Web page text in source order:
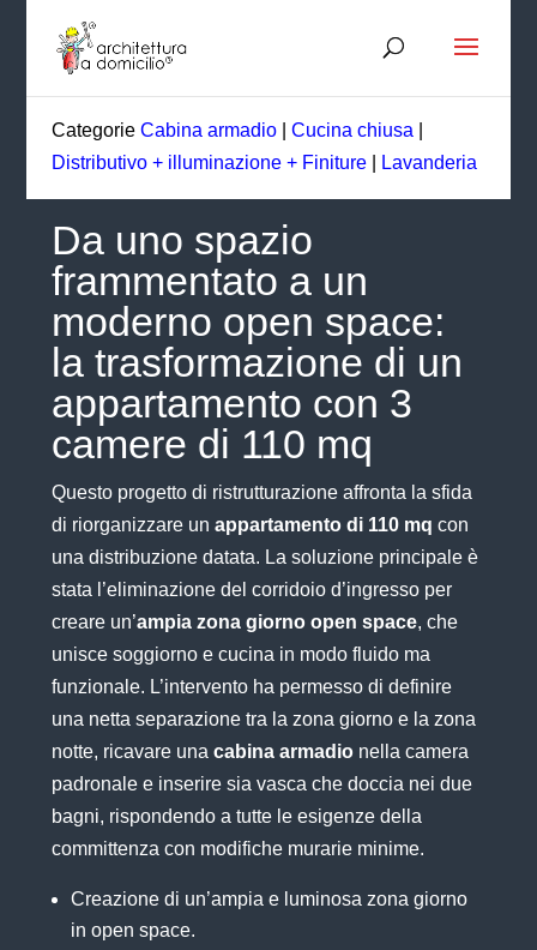
Categorie Cabina armadio| Cucina chiusa
Distributivo + illuminazione + Finiture| Lavanderia
Da uno spazio
frammentato a un
moderno open space:
la trasformazione di un
appartamento con 3
camere di 110 mq
Questo progetto di ristrutturazione affronta la sfida
di riorganizzare un appartamento di 110 mq con
una distribuzione datata. La soluzione principale è
stata l’eliminazione del corridoio d’ingresso per
creare un’ampia zona giorno open space, che
unisce soggiorno e cucina in modo fluido ma
funzionale. L’intervento ha permesso di definire
una netta separazione tra la zona giorno e la zona
notte, ricavare una cabina armadionella camera
padronale e inserire sia vasca che doccia nei due
bagni, rispondendo a tutte le esigenze della
committenza con modifiche murarie minime.
Creazione di un’ampia e luminosa zona giorno
in open space.